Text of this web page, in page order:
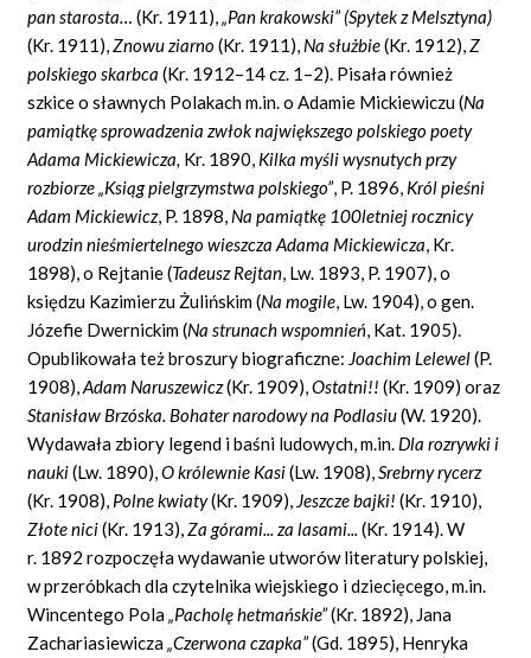
pan starosta… (Kr. 1911),„Pan krakowski”(Spytek z Melsztyna)
(Kr. 1911),Znowu ziarno(Kr. 1911), Na służbie(Kr. 1912),Z
polskiego skarbca(Kr. 1912–14 cz. 1–2). Pisała również
szkice o sławnych Polakach m.in. o Adamie Mickiewiczu (Na
pamiątkęsprowadzenia zwłok największego polskiego poety
Adama Mickiewicza, Kr. 1890, Kilka myśli wysnutych przy
rozbiorze„Ksiąg pielgrzymstwa polskiego”, P. 1896, Król pieśni
Adam Mickiewicz, P. 1898, Na pamiątkę 100letniej rocznicy
urodzin nieśmiertelnego wieszcza Adama Mickiewicza, Kr.
1898), o Rejtanie (Tadeusz Rejtan, Lw. 1893, P. 1907), o
księdzu Kazimierzu Żulińskim (Na mogile, Lw. 1904), o gen.
Józefie Dwernickim (Na strunach wspomnień, Kat. 1905).
Opublikowała też broszury biograficzne: Joachim Lelewel(P.
1908),Adam Naruszewicz(Kr. 1909),Ostatni!!(Kr. 1909) oraz
Stanisław Brzóska. Bohater narodowy na Podlasiu(W. 1920).
Wydawała zbiory legend i baśni ludowych, m.in. Dla rozrywki i
nauki(Lw. 1890),O królewnie Kasi(Lw. 1908),Srebrny rycerz
(Kr. 1908), Polne kwiaty(Kr. 1909), Jeszcze bajki!(Kr. 1910),
Złote nici(Kr. 1913),Za górami... za lasami...(Kr. 1914). W
r. 1892 rozpoczęła wydawanie utworów literatury polskiej,
w przeróbkach dla czytelnika wiejskiego i dziecięcego, m.in.
Wincentego Pola„Pacholęhetmańskie”(Kr. 1892), Jana
Zachariasiewicza„Czerwona czapka”(Gd. 1895), Henryka